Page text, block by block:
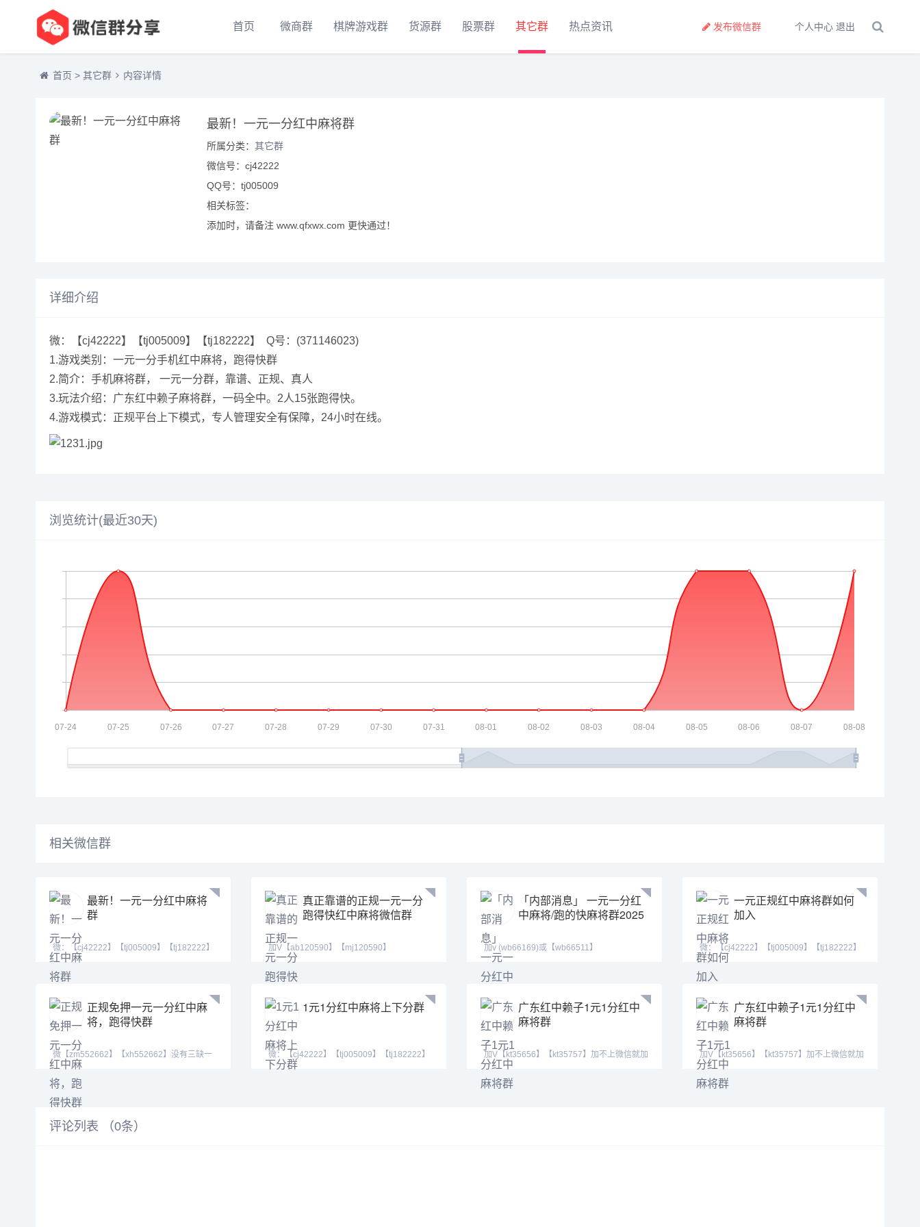
首页 微商群 棋牌游戏群 货源群 股票群 其它群 热点资讯 个人中心 退出
发布微信群
首页 > 其它群 内容详情
最新！一元一分红中麻将群
所属分类： 其它群
微信号：cj42222
QQ号：tj005009
相关标签：
添加时，请备注 www.qfxwx.com 更快通过！
详细介绍
微：【cj42222】【tj005009】【tj182222】 Q号：(371146023)
1.游戏类别：一元一分手机红中麻将，跑得快群
2.简介：手机麻将群， 一元一分群，靠谱、正规、真人
3.玩法介绍：广东红中赖子麻将群，一码全中。2人15张跑得快。
4.游戏模式：正规平台上下模式，专人管理安全有保障，24小时在线。
浏览统计(最近30天)
相关微信群
最新！一元一分红中麻将
群
微：【cj42222】【tj005009】【tj182222】
Q号：(3711460
真正靠谱的正规一元一分
跑得快红中麻将微信群
加V【ab120590】【mj120590】
【tj525555】加不上微信
「内部消息」 一元一分红
中麻将/跑的快麻将群2025
加v (wb66169)或【wb66511】
qq【1424599178】新型一元
一元正规红中麻将群如何
加入
微：【cj42222】【tj005009】【tj182222】
Q号：(3711460
正规免押一元一分红中麻
将，跑得快群
微【zm552662】【xh552662】没有三缺一
的无奈，手机上的
1元1分红中麻将上下分群
微：【cj42222】【tj005009】【tj182222】
Q号：(3711460
广东红中赖子1元1分红中
麻将群
加V【kt35656】【kt35757】加不上微信就加
QQ257988378
广东红中赖子1元1分红中
麻将群
加V【kt35656】【kt35757】加不上微信就加
QQ257988378
评论列表 （0条）